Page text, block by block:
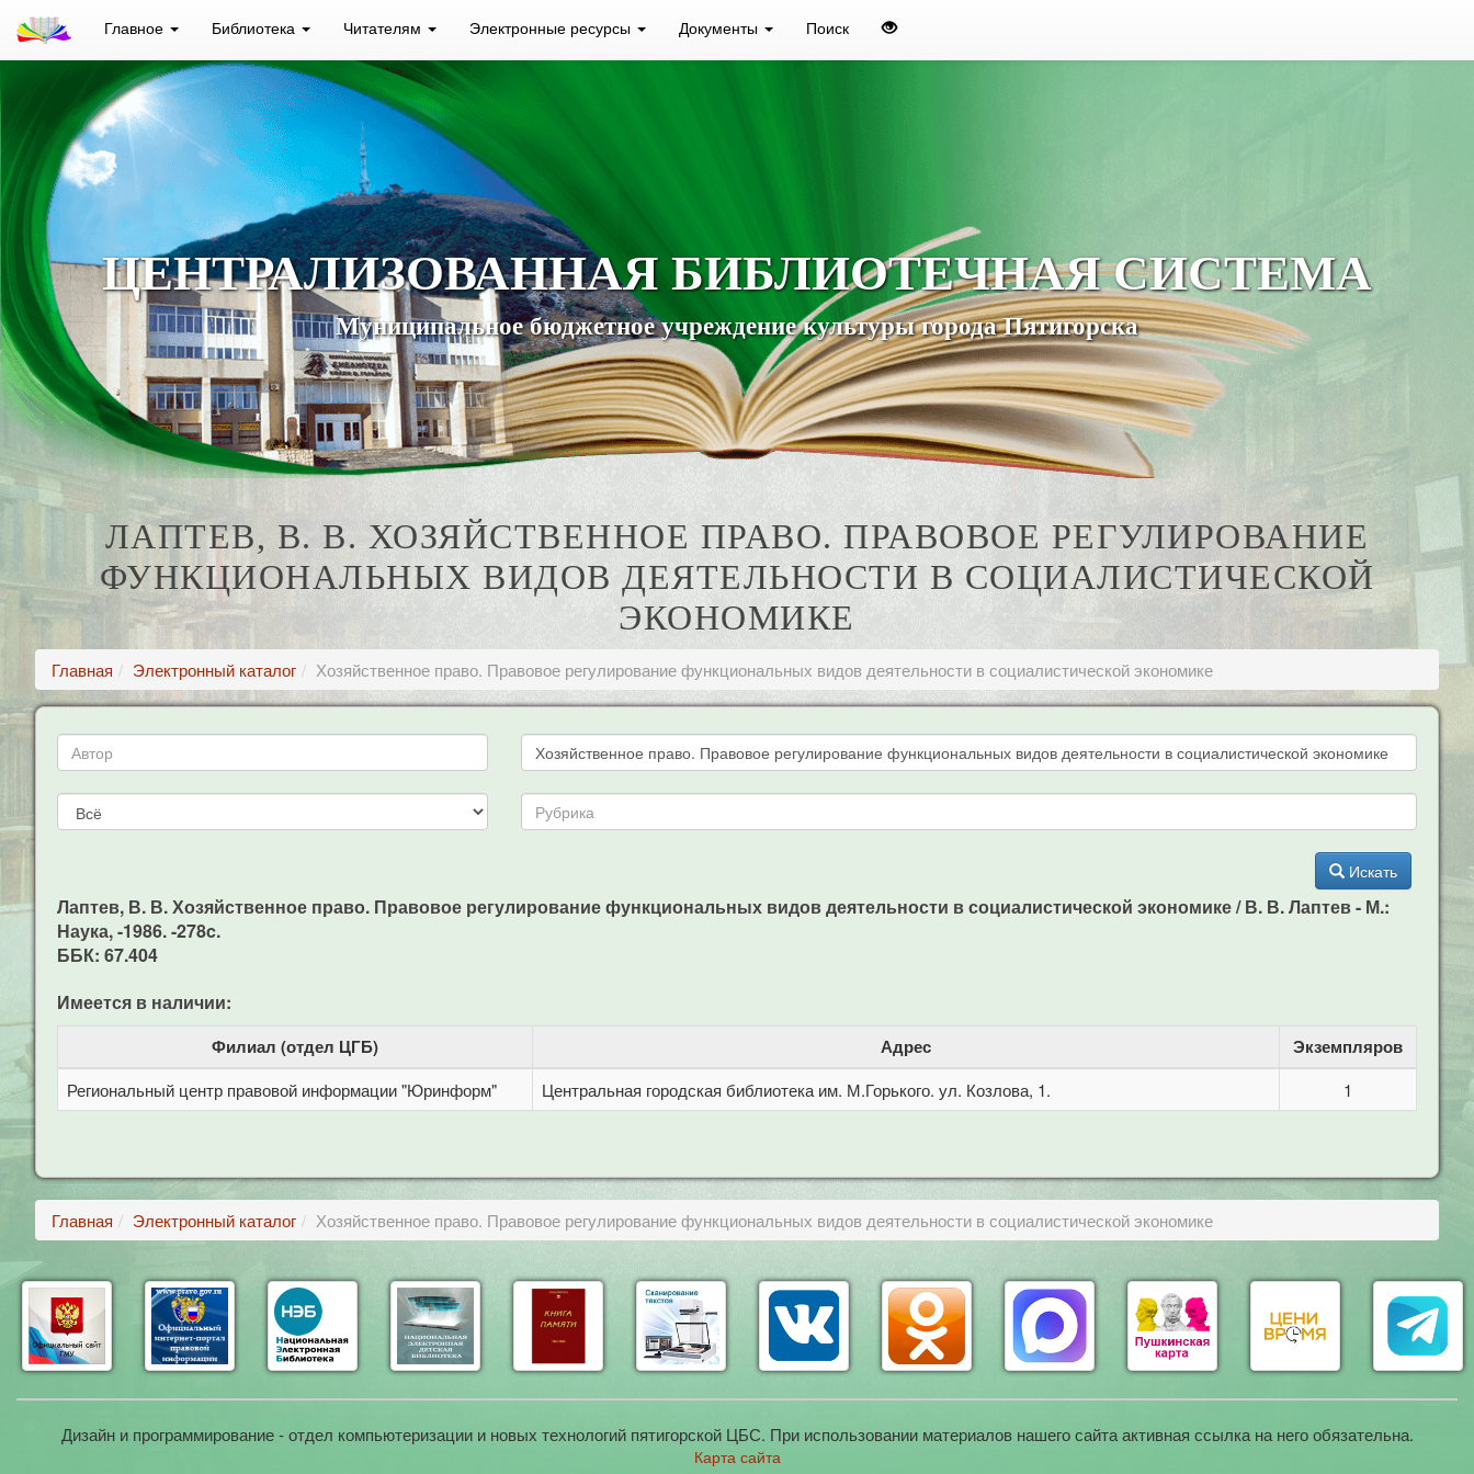
Главное Библиотека Читателям Электронные ресурсы Документы Поиск
ЦЕНТРАЛИЗОВАННАЯ БИБЛИОТЕЧНАЯ СИСТЕМА
Муниципальное бюджетное учреждение культуры города Пятигорска
ЛАПТЕВ, В. В. ХОЗЯЙСТВЕННОЕ ПРАВО. ПРАВОВОЕ РЕГУЛИРОВАНИЕ
ФУНКЦИОНАЛЬНЫХ ВИДОВ ДЕЯТЕЛЬНОСТИ В СОЦИАЛИСТИЧЕСКОЙ
ЭКОНОМИКЕ
Главная Электронный каталог Хозяйственное право. Правовое регулирование функциональных видов деятельности в социалистической экономике
Искать
Лаптев, В. В. Хозяйственное право. Правовое регулирование функциональных видов деятельности в социалистической экономике / В. В. Лаптев - М.:
Наука, -1986. -278c.
ББК: 67.404
Имеется в наличии:
Филиал (отдел ЦГБ) Адрес Экземпляров
Региональный центр правовой информации "Юринформ" Центральная городская библиотека им. М.Горького. ул. Козлова, 1. 1
Главная Электронный каталог Хозяйственное право. Правовое регулирование функциональных видов деятельности в социалистической экономике
Дизайн и программирование - отдел компьютеризации и новых технологий пятигорской ЦБС. При использовании материалов нашего сайта активная ссылка на него обязательна.
Карта сайта